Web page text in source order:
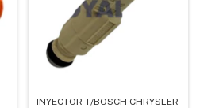
INYECTOR T/BOSCH CHRYSLER